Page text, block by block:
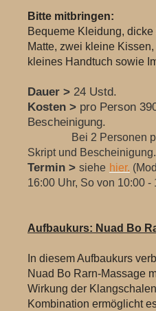
Bitte mitbringen:
Bequeme Kleidung,
Matte, zwei kleine
kleines Handtuch sowie
Dauer > 24 Ustd.
Kosten > pro Person
Bescheinigung.
Bei 2 Personen pro
Skript und Bescheinigung.
Termin > siehe hier.
16:00 Uhr, So von 10:00
Aufbaukurs: Nuad Bo
In diesem Aufbaukurs
Nuad Bo Rarn-Massage
Wirkung der
Kombination ermöglicht